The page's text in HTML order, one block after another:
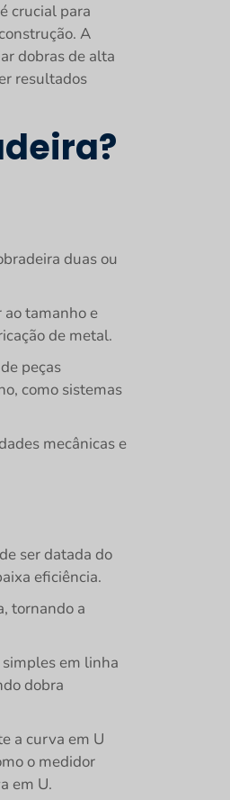
crucial para
A
dobras de alta
resultados
duas ou
ao tamanho e
de metal.
peças
como sistemas
mecânicas e
ser datada do
eficiência.
tornando a
em linha
dobra
a curva em U
o medidor
em U.